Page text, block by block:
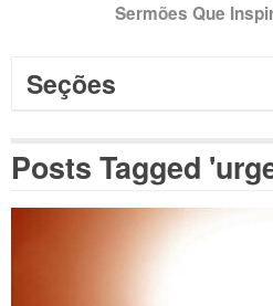
Sermões Que
Seções
Posts Tagged